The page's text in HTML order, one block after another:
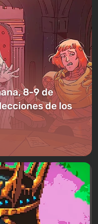
8-9 de
de los